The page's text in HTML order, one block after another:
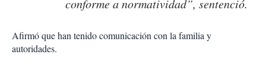
conforme a normatividad”, sentenció.
Afirmó que han tenido comunicación con la familia y
autoridades.